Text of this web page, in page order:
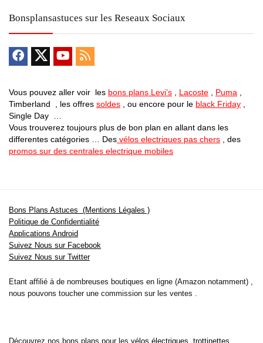
Bonsplansastuces sur les Reseaux Sociaux
Vous pouvez aller voir les bons plans Levi’s Lacoste Puma
Timberland , les offres soldes , ou encore pour le black Friday
Single Day …
Vous trouverez toujours plus de bon plan en allant dans les
differentes catégories … Des vélos electriques pas chers , des
promos sur des centrales electrique mobiles
Bons Plans Astuces (Mentions Légales )
Politique de Confidentialité
Applications Android
Suivez Nous sur Facebook
Suivez Nous sur Twitter
Etant affilié à de nombreuses boutiques en ligne (Amazon notamment) ,
nous pouvons toucher une commission sur les ventes .
Découvrez nos bons plans pour les vélos électriques trottinettes